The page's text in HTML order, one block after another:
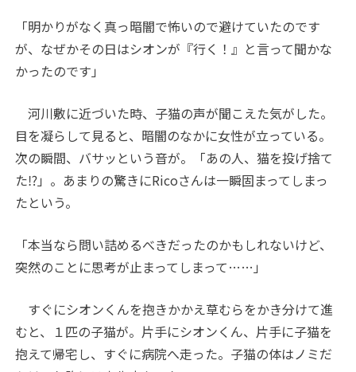
「明かりがなく真っ暗闇で怖いので避けていたのです
が、なぜかその日はシオンが『行く！』と言って聞かな
かったのです」
河川敷に近づいた時、子猫の声が聞こえた気がした。
目を凝らして見ると、暗闇のなかに女性が立っている。
次の瞬間、バサッという音が。「あの人、猫を投げ捨て
た⁉︎」。あまりの驚きにRicoさんは一瞬固まってしまっ
たという。
「本当なら問い詰めるべきだったのかもしれないけど、
突然のことに思考が止まってしまって……」
すぐにシオンくんを抱きかかえ草むらをかき分けて進
むと、１匹の子猫が。片手にシオンくん、片手に子猫を
抱えて帰宅し、すぐに病院へ走った。子猫の体はノミだ